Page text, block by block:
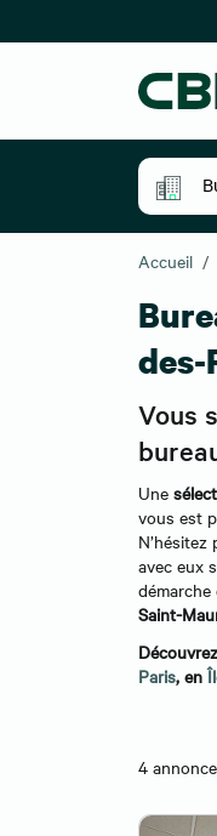
Accueil
des-
Vous
Une
vous est
avec eux
Saint-
Paris, en
4